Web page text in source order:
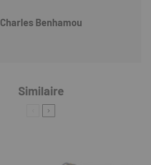
Charles Benhamou
Similaire